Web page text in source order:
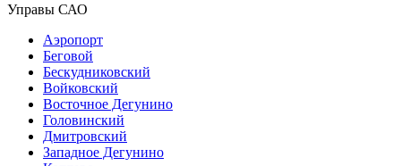
Управы САО
Аэропорт
Беговой
Бескудниковский
Войковский
Восточное Дегунино
Головинский
Дмитровский
Западное Дегунино